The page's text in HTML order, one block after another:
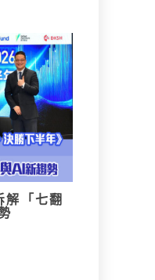
解「七翻